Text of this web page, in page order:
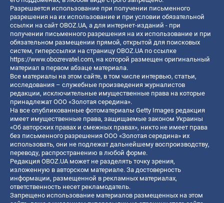
Разрешается использование при получении письменного
разрешения на их использование и при условии обязательной
ссылки на сайт OBOZ.UA, а для интернет-изданий - при
получении письменного разрешения на их использование и при
обязательном размещении прямой, открытой для поисковых
систем, гиперссылки на страницу OBOZ.UA по ссылке
https://www.obozrevatel.com, на которой размещен оригинальный
материал в первом абзаце материала.
Все материалы на этом сайте, в том числе интервью, статьи,
исследования – служебные произведения журналистов
редакции, исключительные имущественные права на которые
принадлежат ООО «Золотая середина».
На все опубликованные фотоматериалы Getty Images редакция
имеет имущественные права, защищаемые законом Украины
«Об авторских правах и смежных правах», никто не имеет права
без письменного разрешения ООО «Золотая середина» их
использовать, они не подлежат дальнейшему воспроизводству,
переводу, распространению в любой форме.
Редакция OBOZ.UA может не разделять точку зрения,
изложенную в авторском материале. За достоверность
информации, размещенной в рекламных материалах,
ответственность несет рекламодатель.
Запрещено использование материалов размещенных на этом